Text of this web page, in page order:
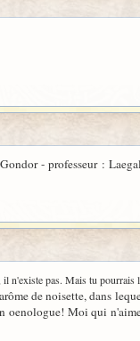
- professeur :
pas. Mais tu pourrais
de noisette, dans
oenologue! Moi qui